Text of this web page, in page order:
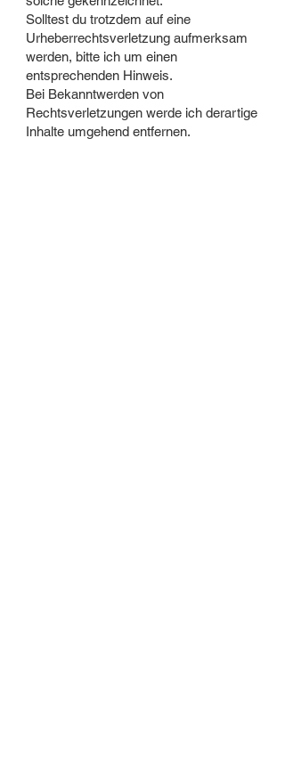
Solltest du trotzdem auf eine
Urheberrechtsverletzung aufmerksam
werden, bitte ich um einen
entsprechenden Hinweis.
Bei Bekanntwerden von
Rechtsverletzungen werde ich derartige
Inhalte umgehend entfernen.